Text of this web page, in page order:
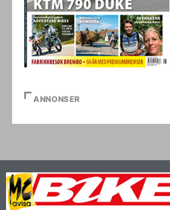
ANNONSER